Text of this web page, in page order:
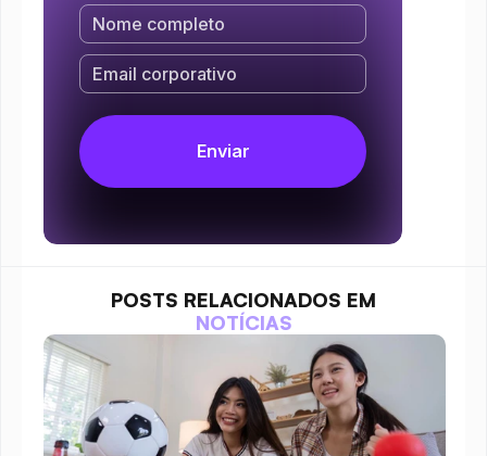
POSTS RELACIONADOS EM
NOTÍCIAS